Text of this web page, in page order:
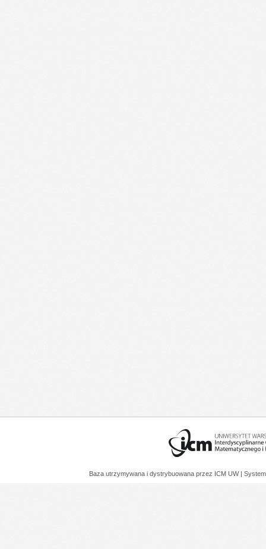
Baza utrzymywana i dystrybuowana przez ICM UW |